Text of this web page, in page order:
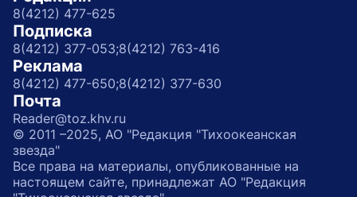
8(4212) 477-625
Подписка
8(4212) 377-053;8(4212) 763-416
Реклама
8(4212) 477-650;8(4212) 377-630
Почта
Reader@toz.khv.ru
© 2011 –2025, АО "Редакция "Тихоокеанская
звезда"
Все права на материалы, опубликованные на
настоящем сайте, принадлежат АО "Редакция